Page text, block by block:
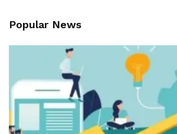
Popular News